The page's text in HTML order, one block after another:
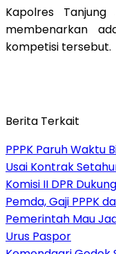
Kapolres Tanjung
membenarkan
kompetisi tersebut.
Berita Terkait
PPPK Paruh Waktu
Usai Kontrak
Komisi II DPR
Pemda, Gaji PPPK
Pemerintah Mau
Urus Paspor